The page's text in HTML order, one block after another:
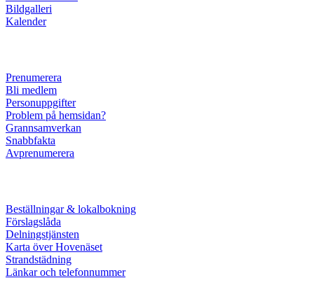
Bildgalleri
Kalender
Prenumerera
Bli medlem
Personuppgifter
Problem på hemsidan?
Grannsamverkan
Snabbfakta
Avprenumerera
Beställningar & lokalbokning
Förslagslåda
Delningstjänsten
Karta över Hovenäset
Strandstädning
Länkar och telefonnummer